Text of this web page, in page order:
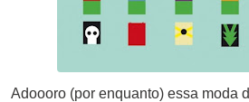
Adoooro (por enquanto) essa moda